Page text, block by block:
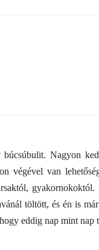
búcsúbulit. Nagyon
végével van
töltött, és én is
eddig nap mint